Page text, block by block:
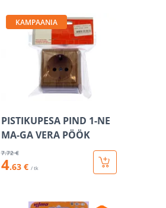
KAMPAANIA
PISTIKUPESA PIND 1-NE
MA-GA VERA PÖÖK
7.72 €
4.63 € / tk